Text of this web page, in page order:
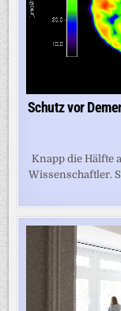
Schutz vor
Knapp die Hälfte
Wissenschaftler.